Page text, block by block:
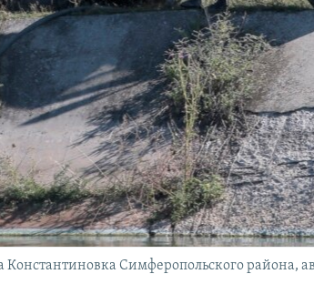
Константиновка Симферопольского района,